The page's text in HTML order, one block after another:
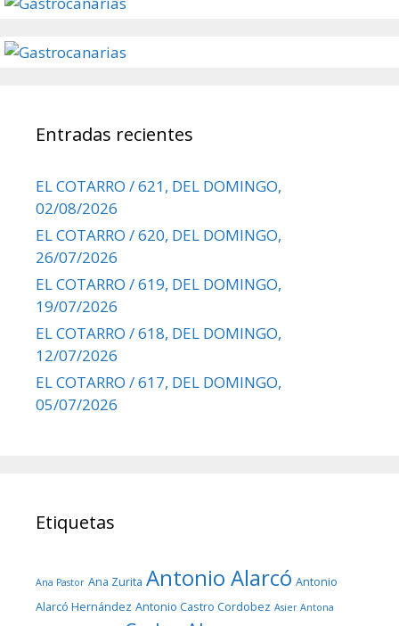
Entradas recientes
EL COTARRO / 621, DEL DOMINGO,
02/08/2026
EL COTARRO / 620, DEL DOMINGO,
26/07/2026
EL COTARRO / 619, DEL DOMINGO,
19/07/2026
EL COTARRO / 618, DEL DOMINGO,
12/07/2026
EL COTARRO / 617, DEL DOMINGO,
05/07/2026
Etiquetas
Ana Pastor Ana Zurita Antonio Alarcó Antonio
Alarcó Hernández Antonio Castro Cordobez Asier Antona